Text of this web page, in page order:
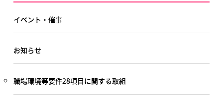
イベント・催事
お知らせ
職場環境等要件28項目に関する取組